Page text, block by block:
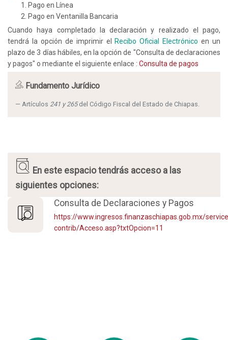
Pago en Línea
Pago en Ventanilla Bancaria
Cuando haya completado la declaración y realizado el pago,
tendrá la opción de imprimir elRecibo Oficial Electrónicoen un
plazo de 3 días hábiles, en la opción de "Consulta de declaraciones
y pagos" o mediante el siguiente enlace : Consulta de pagos
Fundamento Jurídico
Artículos 241 y 265del Código Fiscal del Estado de Chiapas.
En este espacio tendrás acceso a las
siguientes opciones:
Consulta de Declaraciones y Pagos
https://www.ingresos.finanzaschiapas.gob.mx/
contrib/Acceso.asp?txtOpcion=11